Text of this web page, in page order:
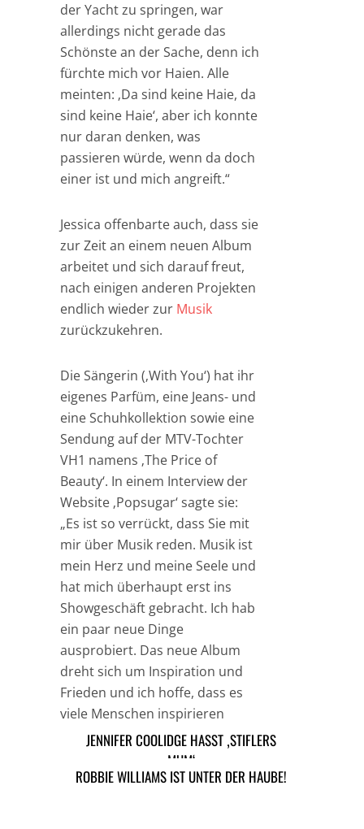
der Yacht zu springen, war
allerdings nicht gerade das
Schönste an der Sache, denn ich
fürchte mich vor Haien. Alle
meinten: ‚Da sind keine Haie, da
sind keine Haie‘, aber ich konnte
nur daran denken, was
passieren würde, wenn da doch
einer ist und mich angreift.“
Jessica offenbarte auch, dass sie
zur Zeit an einem neuen Album
arbeitet und sich darauf freut,
nach einigen anderen Projekten
endlich wieder zur Musik
zurückzukehren.
Die Sängerin (‚With You‘) hat ihr
eigenes Parfüm, eine Jeans- und
eine Schuhkollektion sowie eine
Sendung auf der MTV-Tochter
VH1 namens ‚The Price of
Beauty‘. In einem Interview der
Website ‚Popsugar‘ sagte sie:
„Es ist so verrückt, dass Sie mit
mir über Musik reden. Musik ist
mein Herz und meine Seele und
hat mich überhaupt erst ins
Showgeschäft gebracht. Ich hab
ein paar neue Dinge
ausprobiert. Das neue Album
dreht sich um Inspiration und
Frieden und ich hoffe, dass es
viele Menschen inspirieren
wird.“
TAGS JESSICA SIMPSON MUSIK NEWS
JENNIFER COOLIDGE HASST ‚STIFLERS
MUM‘
ROBBIE WILLIAMS IST UNTER DER HAUBE!